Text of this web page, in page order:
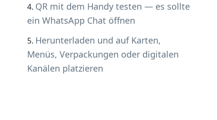
QR mit dem Handy testen — es sollte
ein WhatsApp Chat öffnen
Herunterladen und auf Karten,
Menüs, Verpackungen oder digitalen
Kanälen platzieren